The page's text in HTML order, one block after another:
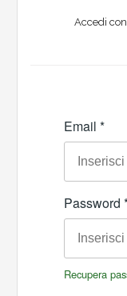
Accedi con